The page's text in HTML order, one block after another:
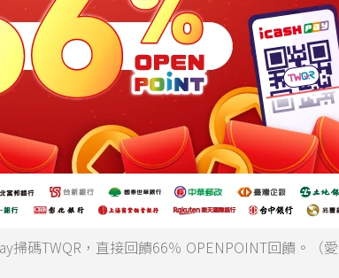
掃碼TWQR，直接回饋66％ OPENPOINT回饋。（